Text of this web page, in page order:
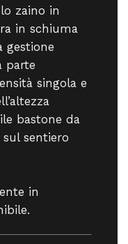
zaino in
in schiuma
gestione
parte
singola e
bastone da
sentiero
in